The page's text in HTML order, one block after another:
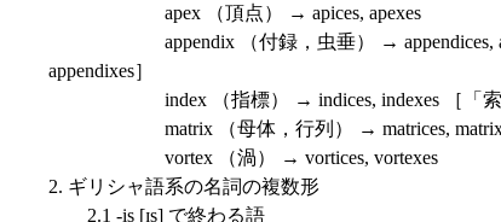
apex （頂点） → apices, apexes
appendix （付録，虫垂） → appendices,
appendixes］
index （指標） → indices, indexes ［「索引
matrix （母体，行列） → matrices,
vortex （渦） → vortices, vortexes
2. ギリシャ語系の名詞の複数形
2.1 -is [ɪs] で終わる語